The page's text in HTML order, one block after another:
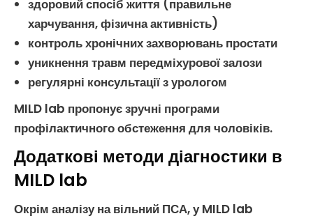
здоровий спосіб життя (правильне
харчування, фізична активність)
контроль хронічних захворювань простати
уникнення травм передміхурової залози
регулярні консультації з урологом
MILD lab пропонує зручні програми
профілактичного обстеження для чоловіків.
Додаткові методи діагностики в
MILD lab
Окрім аналізу навільний ПСА, у MILD lab